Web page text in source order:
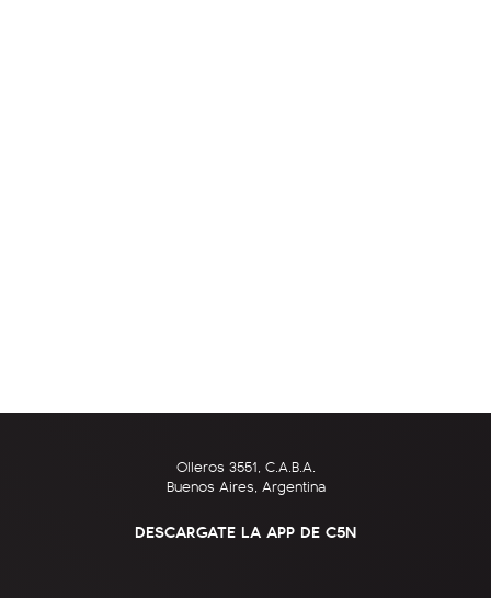
Olleros 3551, C.A.B.A.
Buenos Aires, Argentina
DESCARGATE LA APP DE C5N